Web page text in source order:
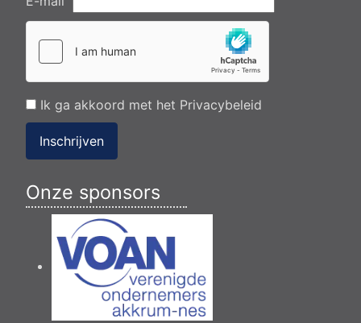
Ik ga akkoord met het Privacybeleid
Inschrijven
Onze sponsors